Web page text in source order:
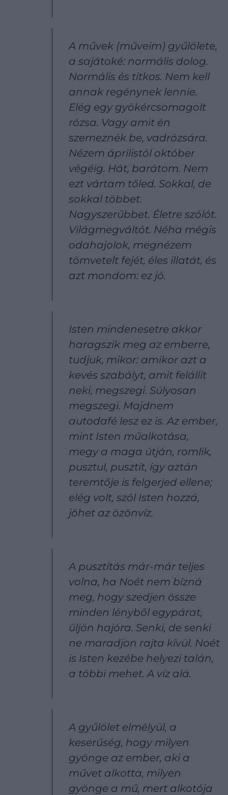
A művek (műveim) gyűlölete,
a sajátoké: normális dolog.
Normális és titkos. Nem kell
annak regénynek lennie.
Elég egy gyökércsomagolt
rózsa. Vagy amit én
szemeznék be, vadrózsára.
Nézem áprilistól október
végéig. Hát, barátom. Nem
ezt vártam tőled. Sokkal, de
sokkal többet.
Nagyszerűbbet. Életre szólót.
Világmegváltót. Néha mégis
odahajolok, megnézem
tömvetelt fejét, éles illatát, és
azt mondom: ez jó.
Isten mindenesetre akkor
haragszik meg az emberre,
tudjuk, mikor: amikor azt a
kevés szabályt, amit felállít
neki, megszegi. Súlyosan
megszegi. Majdnem
autodafé lesz ez is. Az ember,
mint Isten műalkotása,
megy a maga útján, romlik,
pusztul, pusztít, így aztán
teremtője is felgerjed ellene;
elég volt, szól Isten hozzá,
jöhet az özönvíz.
A pusztítás már-már teljes
volna, ha Noét nem bízná
meg, hogy szedjen össze
minden lényből egypárat,
üljön hajóra. Senki, de senki
ne maradjon rajta kívül. Noét
is Isten kezébe helyezi talán,
a többi mehet. A víz alá.
A gyűlölet elmélyül, a
keserűség, hogy milyen
gyönge az ember, aki a
művet alkotta, milyen
gyönge a mű, mert alkotója